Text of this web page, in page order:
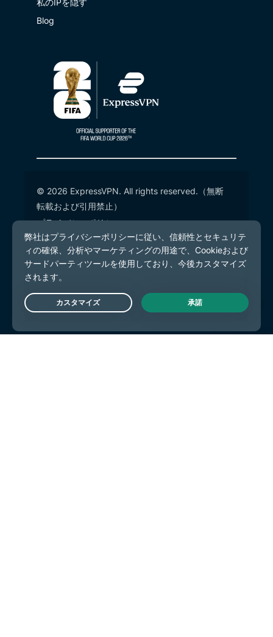
私のIPを隠す
Blog
© 2026 ExpressVPN. All rights reserved.（無断
転載および引用禁止）
プライバシーポリシー
利用規約
Cookieの設定
Live Chat